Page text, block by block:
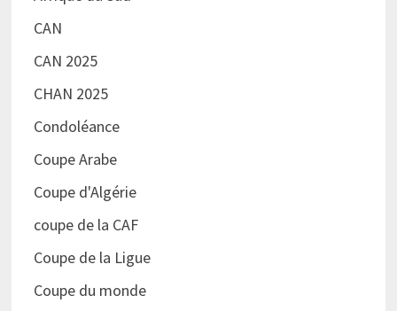
CAN
CAN 2025
CHAN 2025
Condoléance
Coupe Arabe
Coupe d'Algérie
coupe de la CAF
Coupe de la Ligue
Coupe du monde